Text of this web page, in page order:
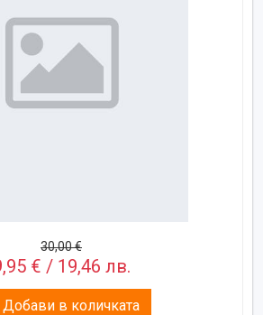
30,00 €
€ / 19,46 лв.
Добави в количката